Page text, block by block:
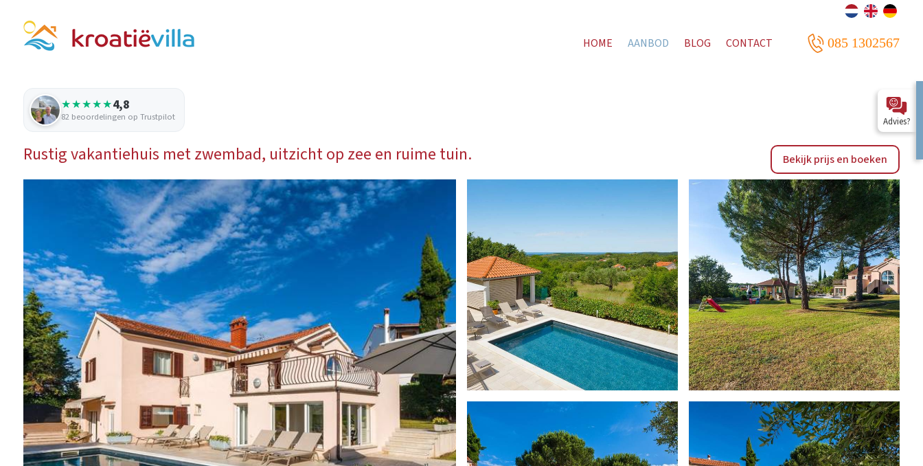
HOME AANBOD BLOG CONTACT 085 1302567
★★★★★4,8
82 beoordelingen op Trustpilot
Rustig vakantiehuis met zwembad, uitzicht op zee en ruime tuin. Bekijk prijs en boeken
Advies?